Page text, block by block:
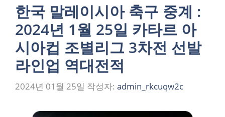
한국 말레이시아 축구 중계 :
2024년 1월 25일 카타르 아
시아컵 조별리그 3차전 선발
라인업 역대전적
2024년 01월 25일 작성자: admin_rkcuqw2c